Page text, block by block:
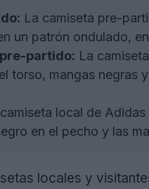
La camiseta pre-
un patrón ondulado,
partido: La
torso, mangas negras
local de
en el pecho y las
locales y